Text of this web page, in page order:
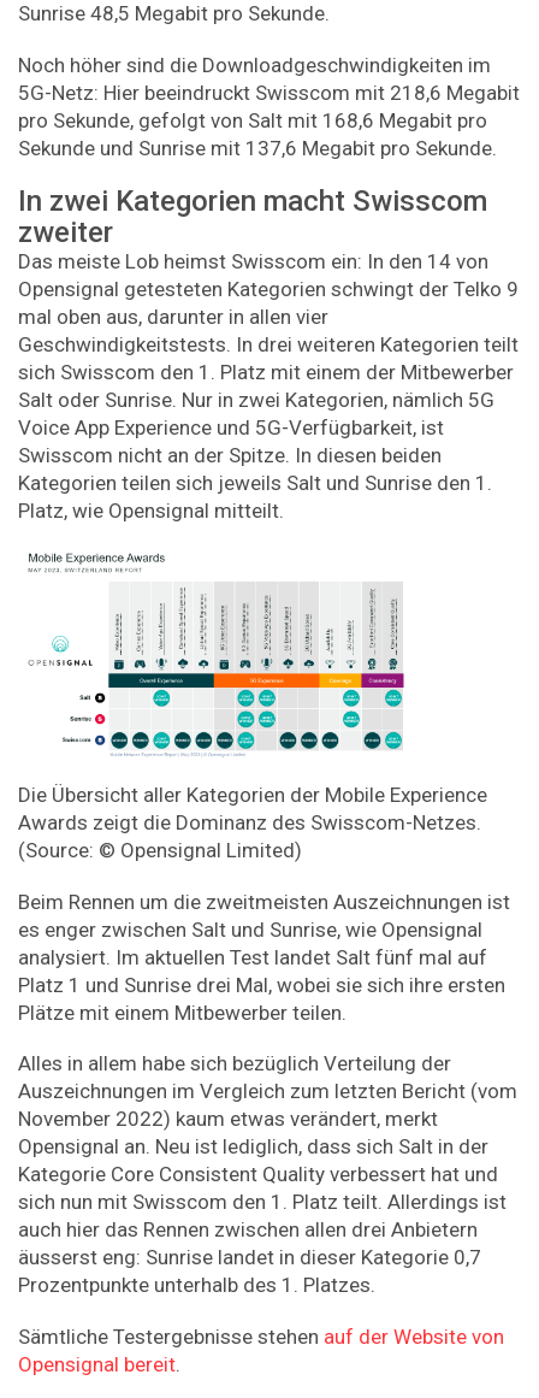
Sunrise 48,5 Megabit pro Sekunde.
Noch höher sind die Downloadgeschwindigkeiten im
5G-Netz: Hier beeindruckt Swisscom mit 218,6 Megabit
pro Sekunde, gefolgt von Salt mit 168,6 Megabit pro
Sekunde und Sunrise mit 137,6 Megabit pro Sekunde.
In zwei Kategorien macht Swisscom
zweiter
Das meiste Lob heimst Swisscom ein: In den 14 von
Opensignal getesteten Kategorien schwingt der Telko 9
mal oben aus, darunter in allen vier
Geschwindigkeitstests. In drei weiteren Kategorien teilt
sich Swisscom den 1. Platz mit einem der Mitbewerber
Salt oder Sunrise. Nur in zwei Kategorien, nämlich 5G
Voice App Experience und 5G-Verfügbarkeit, ist
Swisscom nicht an der Spitze. In diesen beiden
Kategorien teilen sich jeweils Salt und Sunrise den 1.
Platz, wie Opensignal mitteilt.
Die Übersicht aller Kategorien der Mobile Experience
Awards zeigt die Dominanz des Swisscom-Netzes.
(Source: © Opensignal Limited)
Beim Rennen um die zweitmeisten Auszeichnungen ist
es enger zwischen Salt und Sunrise, wie Opensignal
analysiert. Im aktuellen Test landet Salt fünf mal auf
Platz 1 und Sunrise drei Mal, wobei sie sich ihre ersten
Plätze mit einem Mitbewerber teilen.
Alles in allem habe sich bezüglich Verteilung der
Auszeichnungen im Vergleich zum letzten Bericht (vom
November 2022) kaum etwas verändert, merkt
Opensignal an. Neu ist lediglich, dass sich Salt in der
Kategorie Core Consistent Quality verbessert hat und
sich nun mit Swisscom den 1. Platz teilt. Allerdings ist
auch hier das Rennen zwischen allen drei Anbietern
äusserst eng: Sunrise landet in dieser Kategorie 0,7
Prozentpunkte unterhalb des 1. Platzes.
Sämtliche Testergebnisse stehen auf der Website von
Opensignal bereit.